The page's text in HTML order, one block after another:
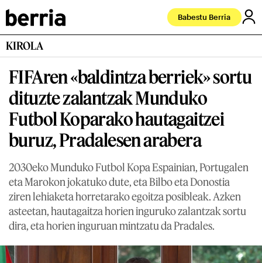
Babestu Berria
KIROLA
FIFAren «baldintza berriek» sortu
dituzte zalantzak Munduko
Futbol Koparako hautagaitzei
buruz, Pradalesen arabera
2030eko Munduko Futbol Kopa Espainian, Portugalen
eta Marokon jokatuko dute, eta Bilbo eta Donostia
ziren lehiaketa horretarako egoitza posibleak. Azken
asteetan, hautagaitza horien inguruko zalantzak sortu
dira, eta horien inguruan mintzatu da Pradales.